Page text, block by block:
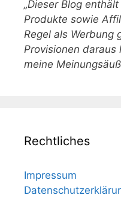
„Dieser Blog
Produkte sowie
Regel als Werbung
Provisionen daraus
meine
Rechtliches
Impressum